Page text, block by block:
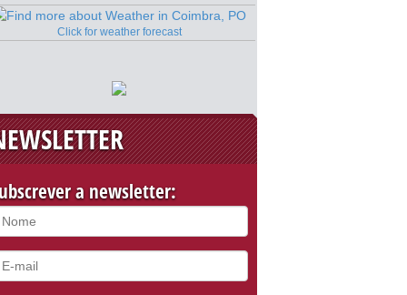
Click for weather forecast
a newsletter: